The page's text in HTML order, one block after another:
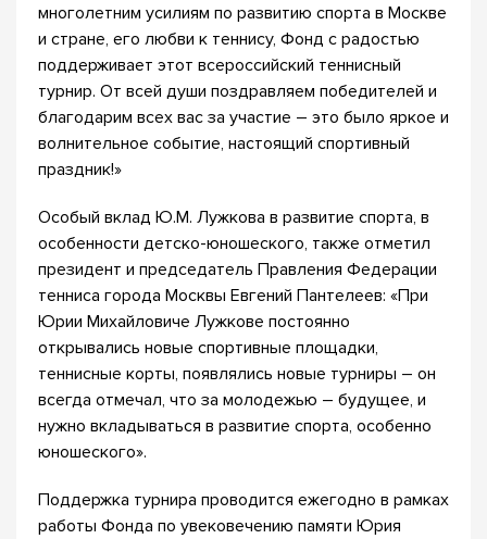
многолетним усилиям по развитию спорта в Москве
и стране, его любви к теннису, Фонд с радостью
поддерживает этот всероссийский теннисный
турнир. От всей души поздравляем победителей и
благодарим всех вас за участие – это было яркое и
волнительное событие, настоящий спортивный
праздник!»
Особый вклад Ю.М. Лужкова в развитие спорта, в
особенности детско-юношеского, также отметил
президент и председатель Правления Федерации
тенниса города Москвы Евгений Пантелеев: «При
Юрии Михайловиче Лужкове постоянно
открывались новые спортивные площадки,
теннисные корты, появлялись новые турниры – он
всегда отмечал, что за молодежью – будущее, и
нужно вкладываться в развитие спорта, особенно
юношеского».
Поддержка турнира проводится ежегодно в рамках
работы Фонда по увековечению памяти Юрия